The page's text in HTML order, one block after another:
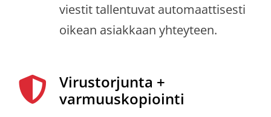
viestit tallentuvat automaattisesti
oikean asiakkaan yhteyteen.
Virustorjunta +
varmuuskopiointi